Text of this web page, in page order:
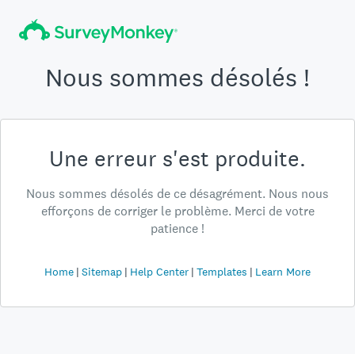
Nous sommes désolés !
Une erreur s'est produite.
Nous sommes désolés de ce désagrément. Nous nous
efforçons de corriger le problème. Merci de votre
patience !
Home Sitemap Help Center Templates Learn More